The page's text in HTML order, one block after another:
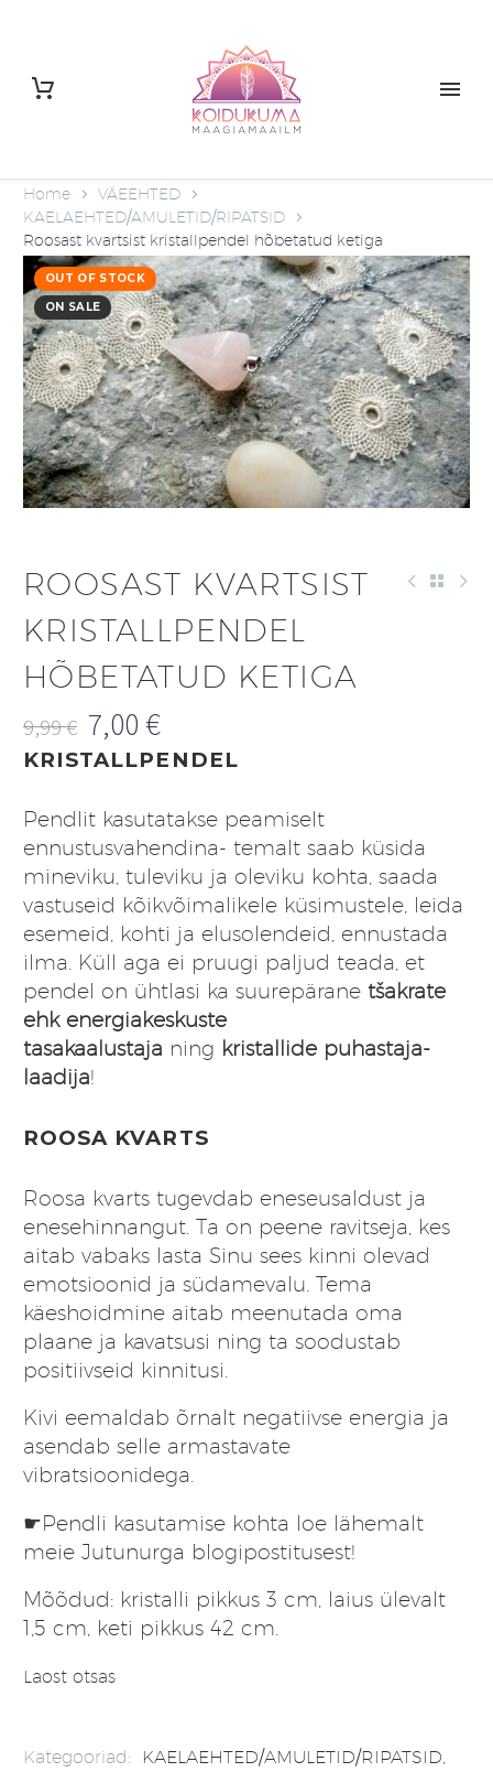
Home
VÄEEHTED
KAELAEHTED/AMULETID/RIPATSID
Roosast kvartsist kristallpendel hõbetatud ketiga
OUT OF STOCK
ON SALE
ROOSAST KVARTSIST
KRISTALLPENDEL
HÕBETATUD KETIGA
9,99€
Algne
oli:
9,99 €.
7,00 €
Praegune
on:
7,00 €.
KRISTALLPENDEL
Pendlit kasutatakse peamiselt
ennustusvahendina- temalt saab küsida
mineviku, tuleviku ja oleviku kohta, saada
vastuseid kõikvõimalikele küsimustele, leida
esemeid, kohti ja elusolendeid, ennustada
ilma. Küll aga ei pruugi paljud teada, et
pendel on ühtlasi ka suurepärane tšakrate
ehk energiakeskuste
tasakaalustaja ning kristallide puhastaja-
laadija!
ROOSA KVARTS
Roosa kvarts tugevdab eneseusaldust ja
enesehinnangut. Ta on peene ravitseja, kes
aitab vabaks lasta Sinu sees kinni olevad
emotsioonid ja südamevalu. Tema
käeshoidmine aitab meenutada oma
plaane ja kavatsusi ning ta soodustab
positiivseid kinnitusi.
Kivi eemaldab õrnalt negatiivse energia ja
asendab selle armastavate
vibratsioonidega.
☛Pendli kasutamise kohta loe lähemalt
meie Jutunurga blogipostitusest!
Mõõdud: kristalli pikkus 3 cm, laius ülevalt
1,5 cm, keti pikkus 42 cm.
Laost otsas
Kategooriad: KAELAEHTED/AMULETID/RIPATSID